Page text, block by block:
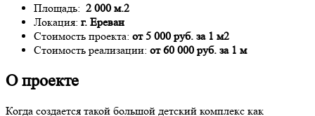
Площадь: 2 000 м.2
Локация: г. Ереван
Стоимость проекта: от 5 000 руб. за 1 м2
Стоимость реализации: от 60 000 руб. за 1 м
О проекте
Когда создается такой большой детский комплекс как